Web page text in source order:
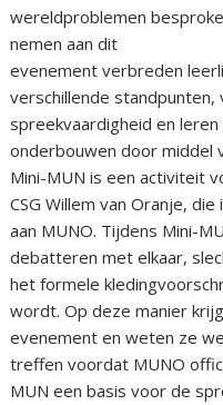
wereldproblemen
nemen aan dit
evenement verbreden
verschillende
spreekvaardigheid en
onderbouwen door middel
Mini-MUN is een activiteit
CSG Willem van Oranje,
aan MUNO. Tijdens Mini-
debatteren met elkaar,
het formele
wordt. Op deze manier
evenement en weten ze
treffen voordat MUNO
MUN een basis voor de